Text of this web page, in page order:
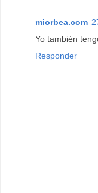
miorbea.com
Yo también
Responder